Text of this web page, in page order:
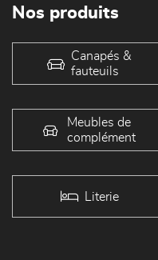
Nos produits
Canapés &
fauteuils
Meubles de
complément
Literie